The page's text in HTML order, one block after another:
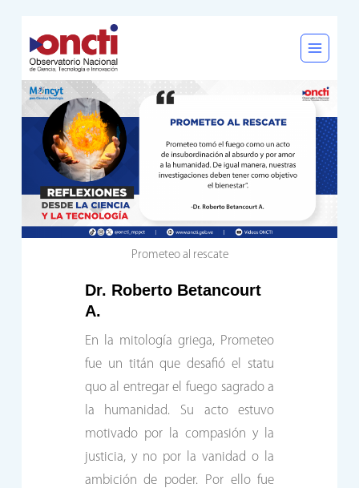
al
contenido
Prometeo al rescate
Dr. Roberto Betancourt
A.
En la mitología griega, Prometeo
fue un titán que desafió el statu
quo al entregar el fuego sagrado a
la humanidad. Su acto estuvo
motivado por la compasión y la
justicia, y no por la vanidad o la
ambición de poder. Por ello fue